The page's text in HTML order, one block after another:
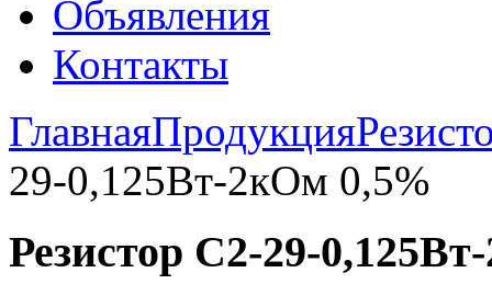
Объявления
Контакты
ГлавнаяПродукция
29-0,125Вт-2кОм 0,5%
Резистор С2-29-